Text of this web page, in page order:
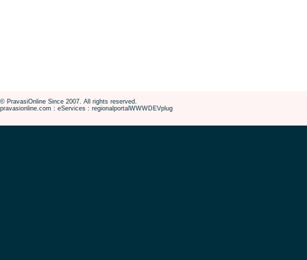
© PravasiOnline Since 2007. All rights reserved.
pravasionline.com : eServices : regionalportalWWWDEVplug